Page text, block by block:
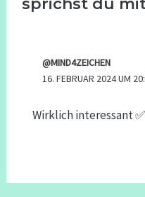
@MIND4ZEICHEN
16. FEBRUAR 2024 UM
Wirklich interessant ✅